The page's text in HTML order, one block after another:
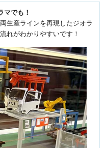
マでも！
生産ラインを再現したジオラ
れがわかりやすいです！